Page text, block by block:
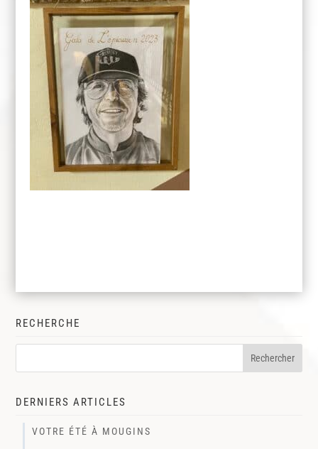
RECHERCHE
DERNIERS ARTICLES
VOTRE ÉTÉ À MOUGINS